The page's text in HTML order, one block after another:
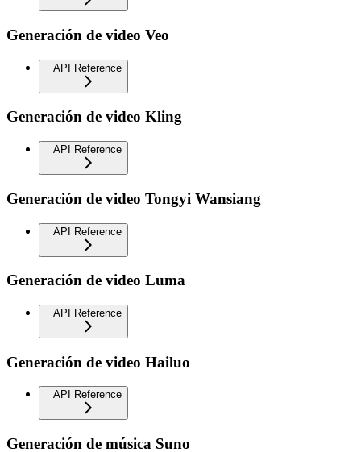
Generación de video Veo
API Reference
Generación de video Kling
API Reference
Generación de video Tongyi Wansiang
API Reference
Generación de video Luma
API Reference
Generación de video Hailuo
API Reference
Generación de música Suno